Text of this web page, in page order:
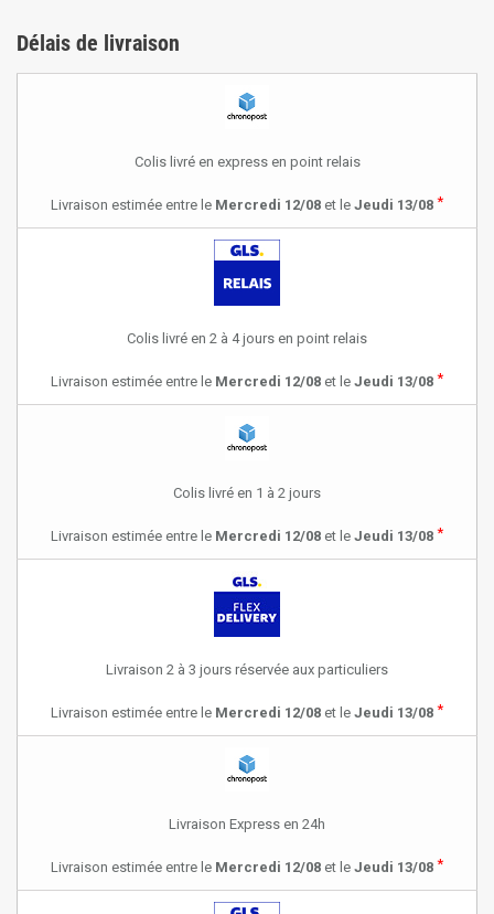
Délais de livraison
Colis livré en express en point relais
Livraison estimée entre le Mercredi 12/08 et le Jeudi 13/08 *
Colis livré en 2 à 4 jours en point relais
Livraison estimée entre le Mercredi 12/08 et le Jeudi 13/08 *
Colis livré en 1 à 2 jours
Livraison estimée entre le Mercredi 12/08 et le Jeudi 13/08 *
Livraison 2 à 3 jours réservée aux particuliers
Livraison estimée entre le Mercredi 12/08 et le Jeudi 13/08 *
Livraison Express en 24h
Livraison estimée entre le Mercredi 12/08 et le Jeudi 13/08 *